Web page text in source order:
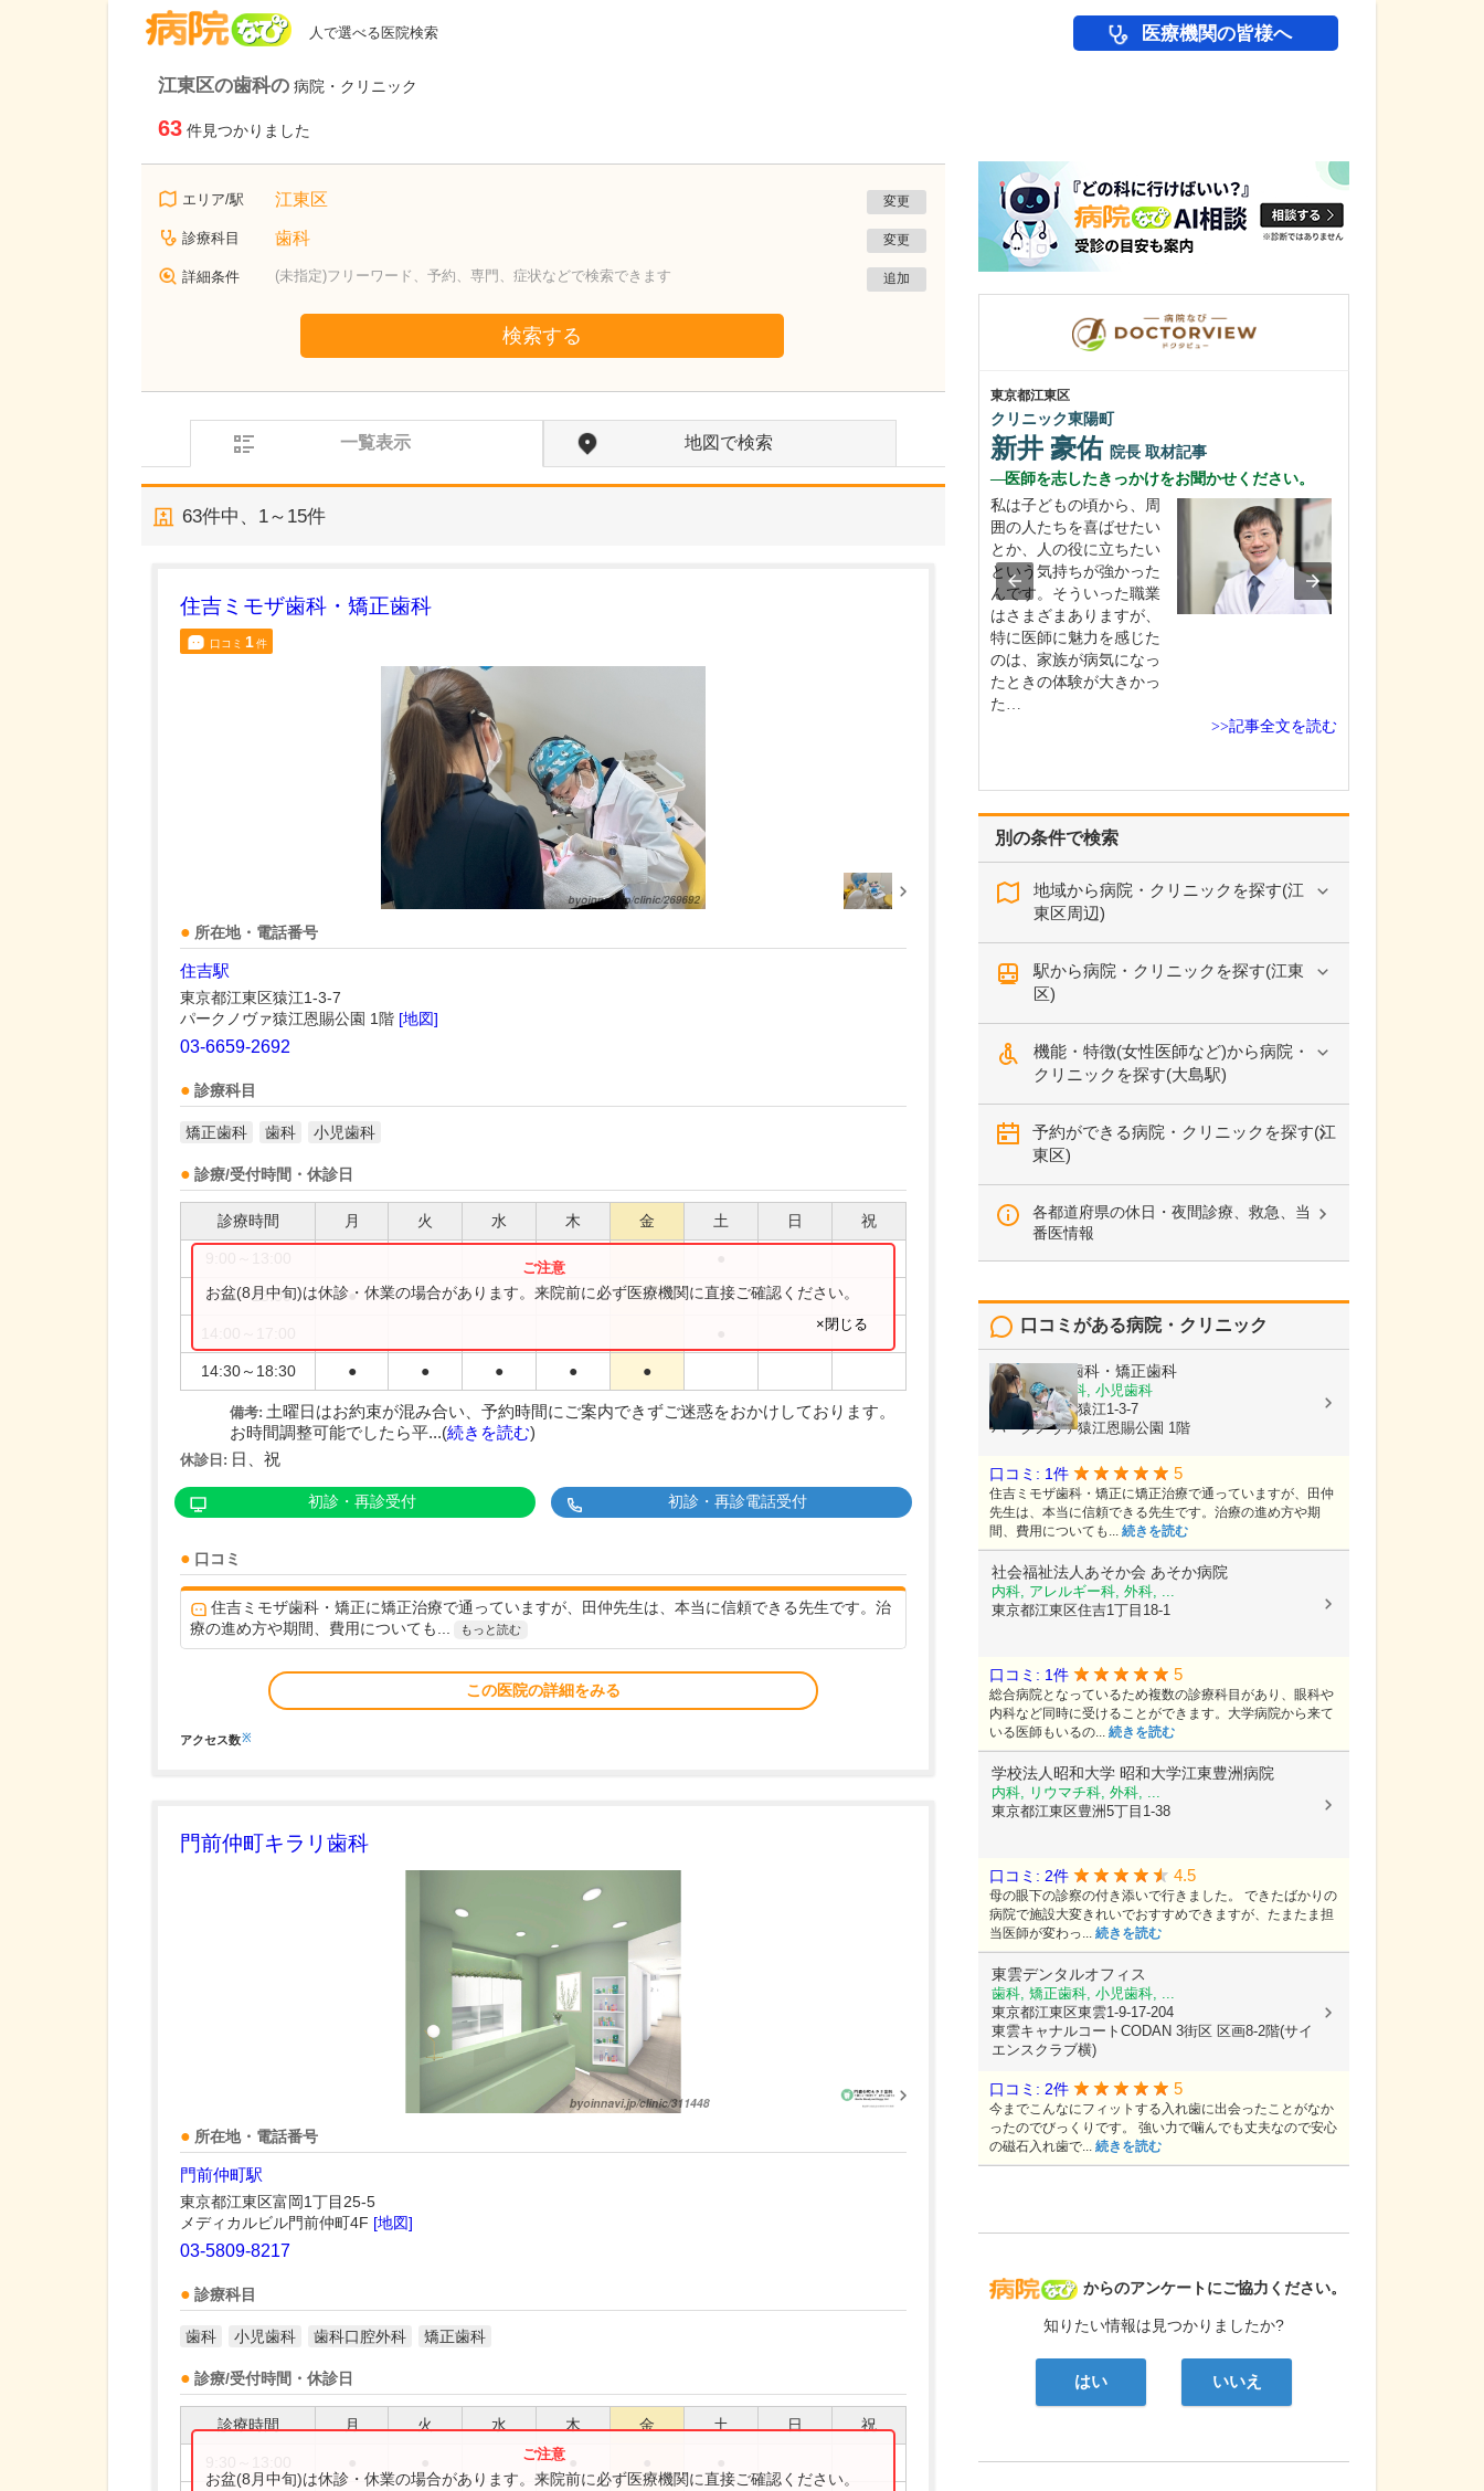
人で選べる医院検索 医療機関の皆様へ
江東区の歯科の 病院・クリニック
63 件見つかりました
エリア/駅 江東区 変更
診療科目 歯科 変更
詳細条件 (未指定)フリーワード、予約、専門、症状などで検索できます 追加
検索する
一覧表示 地図で検索
63件中、 1～15件
住吉ミモザ歯科・矯正歯科
口コミ 1件
所在地・電話番号
住吉駅
東京都江東区猿江1-3-7
パークノヴァ猿江恩賜公園 1階 [地図]
03-6659-2692
診療科目
矯正歯科 歯科 小児歯科
診療/受付時間・休診日
診療時間 月 火 水 木 金 土 日 祝
9:30～13:00 ● ● ● ● ●
14:30～18:30 ● ● ● ● ●
お盆(8月中旬)は休診・休業の場合があります。来院前に必ず医療機関に直接ご確認ください。
×閉じる
備考: 土曜日はお約束が混み合い、予約時間にご案内できずご迷惑をおかけしております。
お時間調整可能でしたら平...(続きを読む)
休診日: 日、祝
初診・再診受付 初診・再診電話受付
口コミ
住吉ミモザ歯科・矯正に矯正治療で通っていますが、田仲先生は、本当に信頼できる先生です。治
療の進め方や期間、費用についても...
もっと読む
この医院の詳細をみる
アクセス数※
門前仲町キラリ歯科
所在地・電話番号
門前仲町駅
東京都江東区富岡1丁目25-5
メディカルビル門前仲町4F [地図]
03-5809-8217
診療科目
歯科 小児歯科 歯科口腔外科 矯正歯科
診療/受付時間・休診日
診療時間 月 火 水 木 金 土 日 祝
お盆(8月中旬)は休診・休業の場合があります。来院前に必ず医療機関に直接ご確認ください。
別の条件で検索
地域から病院・クリニックを探す(江
東区周辺)
駅から病院・クリニックを探す(江東
区)
機能・特徴(女性医師など)から病院・
クリニックを探す(大島駅)
予約ができる病院・クリニックを探す(江
東区)
各都道府県の休日・夜間診療、救急、当
番医情報
病院なび
からのアンケートにご協力ください。
知りたい情報は見つかりましたか?
はい いいえ
口コミがある病院・クリニック
住吉ミモザ歯科・矯正歯科
矯正歯科, 歯科, 小児歯科
東京都江東区猿江1-3-7
パークノヴァ猿江恩賜公園 1階
口コミ: 1件 5
住吉ミモザ歯科・矯正に矯正治療で通っていますが、田仲
先生は、本当に信頼できる先生です。治療の進め方や期
間、費用についても... 続きを読む
社会福祉法人あそか会 あそか病院
内科, アレルギー科, 外科, ...
東京都江東区住吉1丁目18-1
口コミ: 1件 5
総合病院となっているため複数の診療科目があり、眼科や
内科など同時に受けることができます。大学病院から来て
いる医師もいるの... 続きを読む
学校法人昭和大学 昭和大学江東豊洲病院
内科, リウマチ科, 外科, ...
東京都江東区豊洲5丁目1-38
口コミ: 2件 4.5
母の眼下の診察の付き添いで行きました。 できたばかりの
病院で施設大変きれいでおすすめできますが、たまたま担
当医師が変わっ... 続きを読む
東雲デンタルオフィス
歯科, 矯正歯科, 小児歯科, ...
東京都江東区東雲1-9-17-204
東雲キャナルコートCODAN 3街区 区画8-2階(サイ
エンスクラブ横)
口コミ: 2件 5
今までこんなにフィットする入れ歯に出会ったことがなか
ったのでびっくりです。 強い力で噛んでも丈夫なので安心
の磁石入れ歯で... 続きを読む
東京都江東区
亀戸駅前 胃と大腸の消化器内視鏡内科クリニック
田村 睦
腸の内視鏡検査の同日実
検…
東京都江東区
クリニック東陽町
新井 豪佑 院長 取材記事
医師を志したきっかけをお聞かせください。
私は子どもの頃から、周
囲の人たちを喜ばせたい
とか、人の役に立ちたい
という気持ちが強かった
んです。そういった職業
はさまざまありますが、
特に医師に魅力を感じた
のは、家族が病気になっ
たときの体験が大きかっ
た…
>>記事全文を読む